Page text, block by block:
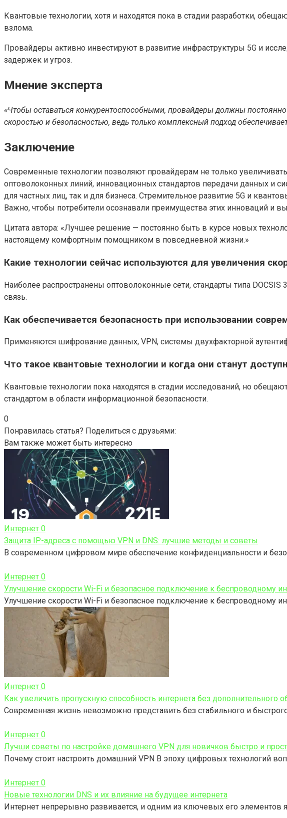
Квантовые технологии, хотя и находятся пока в стадии разработки,
взлома.
Провайдеры активно инвестируют в развитие инфраструктуры 5G и
задержек и угроз.
Мнение эксперта
«Чтобы оставаться конкурентоспособными, провайдеры должны
скоростью и безопасностью, ведь только комплексный подход
Заключение
Современные технологии позволяют провайдерам не только
оптоволоконных линий, инновационных стандартов передачи данных и
для частных лиц, так и для бизнеса. Стремительное развитие 5G и
Важно, чтобы потребители осознавали преимущества этих инноваций
Цитата автора: «Лучшее решение — постоянно быть в курсе новых
настоящему комфортным помощником в повседневной жизни.»
Какие технологии сейчас используются для увеличения
Наиболее распространены оптоволоконные сети, стандарты типа
связь.
Как обеспечивается безопасность при использовании
Применяются шифрование данных, VPN, системы двухфакторной
Что такое квантовые технологии и когда они станут
Квантовые технологии пока находятся в стадии исследований, но
стандартом в области информационной безопасности.
0
Понравилась статья? Поделиться с друзьями:
Вам также может быть интересно
Интернет 0
Защита IP-адреса с помощью VPN и DNS: лучшие методы и советы
В современном цифровом мире обеспечение конфиденциальности и
Интернет 0
Улучшение скорости Wi-Fi и безопасное подключение к беспроводному
Улучшение скорости Wi-Fi и безопасное подключение к беспроводному
Интернет 0
Как увеличить пропускную способность интернета без дополнительного
Современная жизнь невозможно представить без стабильного и
Интернет 0
Лучши советы по настройке домашнего VPN для новичков быстро и
Почему стоит настроить домашний VPN В эпоху цифровых технологий
Интернет 0
Новые технологии DNS и их влияние на будущее интернета
Интернет непрерывно развивается, и одним из ключевых его элементов